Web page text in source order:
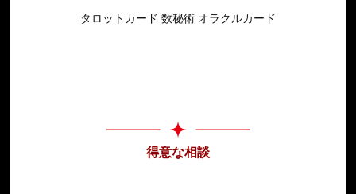
タロットカード 数秘術 オラクルカード
得意な相談